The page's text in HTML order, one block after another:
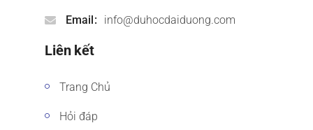
Email info@duhocdaiduong.com
Liên kết
Trang Chủ
Hỏi đáp